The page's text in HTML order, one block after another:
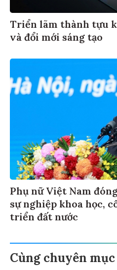
Triển lãm thành tựu
và đổi mới sáng tạo
Phụ nữ Việt Nam
sự nghiệp khoa học,
triển đất nước
Cùng chuyên mục